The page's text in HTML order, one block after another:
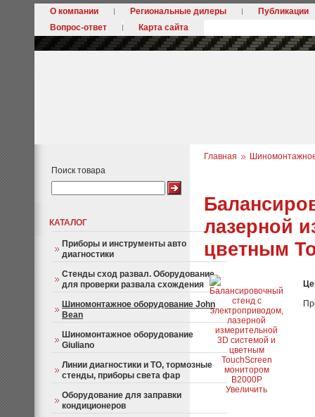
О компании Региональные дилеры
Публикации
Вопрос-ответ
Карта сайта
Поиск товара
КАТАЛОГ
Приборы и инструменты авто
диагностики
Стенды сход развал. Оборудование
для проверки развала схождения
Шиномонтажное оборудование John
Bean
Шиномонтажное оборудование
Giuliano
Линии диагностики и ТО, тормозные
стенды, приборы света фар
Оборудование для заправки
кондиционеров
Главная
лазерной
цветным
Увеличить